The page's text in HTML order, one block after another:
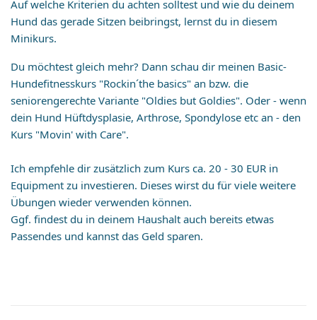
Auf welche Kriterien du achten solltest und wie du deinem
Hund das gerade Sitzen beibringst, lernst du in diesem
Minikurs.
Du möchtest gleich mehr? Dann schau dir meinen Basic-
Hundefitnesskurs "Rockin´the basics" an bzw. die
seniorengerechte Variante "Oldies but Goldies". Oder - wenn
dein Hund Hüftdysplasie, Arthrose, Spondylose etc an - den
Kurs "Movin' with Care".
Ich empfehle dir zusätzlich zum Kurs ca. 20 - 30 EUR in
Equipment zu investieren. Dieses wirst du für viele weitere
Übungen wieder verwenden können.
Ggf. findest du in deinem Haushalt auch bereits etwas
Passendes und kannst das Geld sparen.